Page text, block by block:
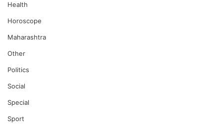
Health
Horoscope
Maharashtra
Other
Politics
Social
Special
Sport